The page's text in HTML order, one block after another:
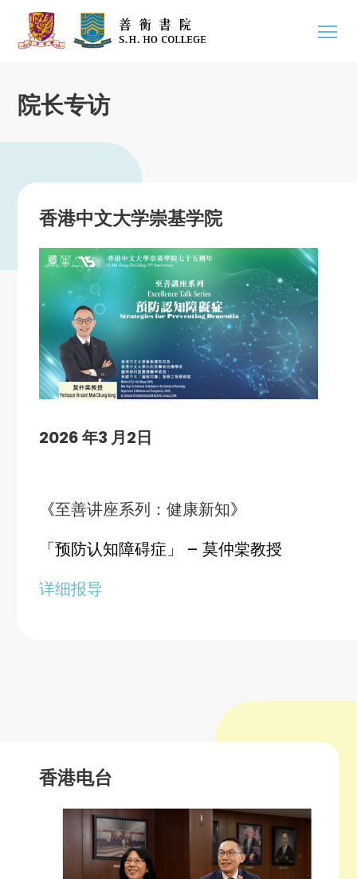
院长专访
香港中文大学崇基学院
2026 年3 月2日
《至善讲座系列：健康新知》
「预防认知障碍症」
– 莫仲棠教授
详细报导
香港电台